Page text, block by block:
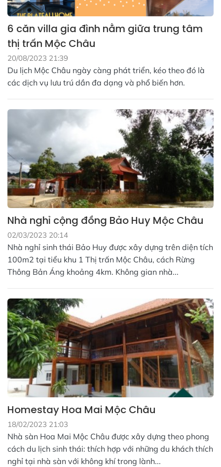
6 căn villa gia đình nằm giữa trung tâm
thị trấn Mộc Châu
20/08/2023 21:39
Du lịch Mộc Châu ngày càng phát triển, kéo theo đó là
các dịch vụ lưu trú dần đa dạng và phổ biến hơn.
Nhà nghỉ cộng đồng Bảo Huy Mộc Châu
02/03/2023 20:14
Nhà nghỉ sinh thái Bảo Huy được xây dựng trên diện tích
100m2 tại tiểu khu 1 Thị trấn Mộc Châu, cách Rừng
Thông Bản Áng khoảng 4km. Không gian nhà...
Homestay Hoa Mai Mộc Châu
18/02/2023 21:03
Nhà sàn Hoa Mai Mộc Châu được xây dựng theo phong
cách du lịch sinh thái: thích hợp với những du khách thích
nghỉ tại nhà sàn với không khí trong lành...